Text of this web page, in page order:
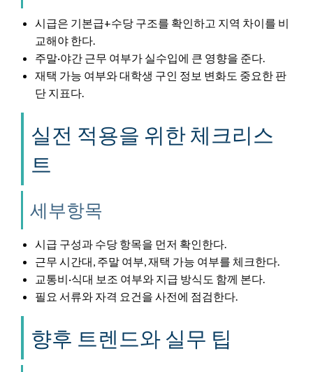
시급은 기본급+수당 구조를 확인하고 지역 차이를 비
교해야 한다.
주말·야간 근무 여부가 실수입에 큰 영향을 준다.
재택 가능 여부와 대학생 구인 정보 변화도 중요한 판
단 지표다.
실전 적용을 위한 체크리스
트
세부항목
시급 구성과 수당 항목을 먼저 확인한다.
근무 시간대, 주말 여부, 재택 가능 여부를 체크한다.
교통비·식대 보조 여부와 지급 방식도 함께 본다.
필요 서류와 자격 요건을 사전에 점검한다.
향후 트렌드와 실무 팁